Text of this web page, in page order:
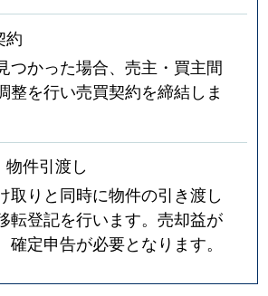
約
つかった場合、売主・買主間
整を行い売買契約を締結しま
件引渡し
取りと同時に物件の引き渡し
転登記を行います。売却益が
確定申告が必要となります。